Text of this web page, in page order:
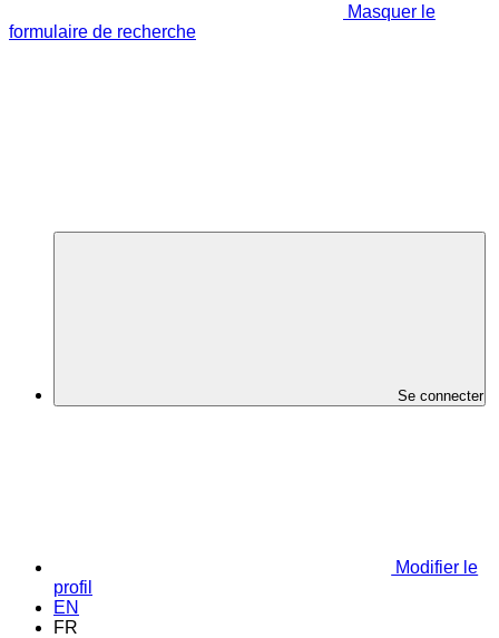
Masquer le
formulaire de recherche
Se connecter
Modifier le
profil
EN
FR